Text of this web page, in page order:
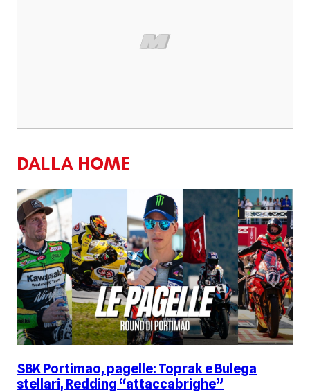
DALLA HOME
SBK Portimao, pagelle: Toprak e Bulega
stellari, Redding “attaccabrighe”